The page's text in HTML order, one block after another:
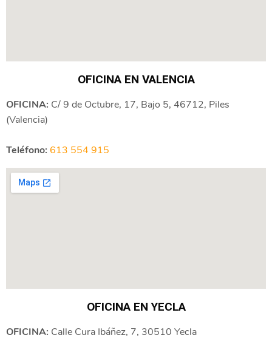
OFICINA EN VALENCIA
OFICINA: C/ 9 de Octubre, 17, Bajo 5, 46712, Piles
(Valencia)
Teléfono: 613 554 915
OFICINA EN YECLA
OFICINA: Calle Cura Ibáñez, 7, 30510 Yecla